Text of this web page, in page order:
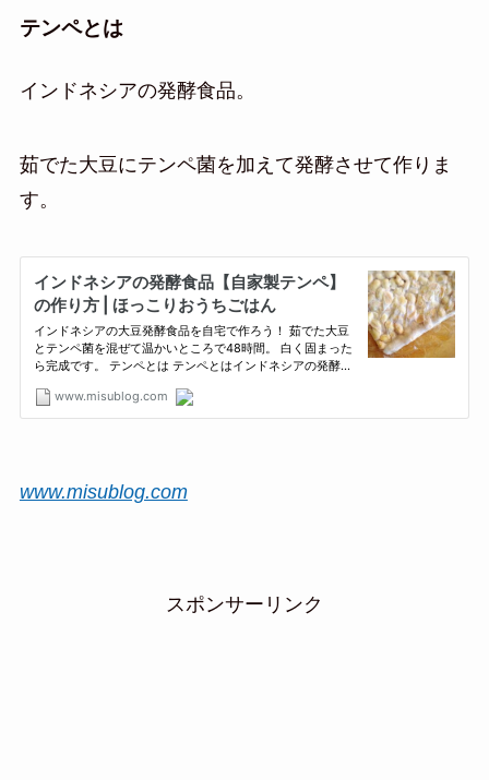
テンペとは
インドネシアの発酵食品。
茹でた大豆にテンペ菌を加えて発酵させて作りま
す。
www.misublog.com
スポンサーリンク